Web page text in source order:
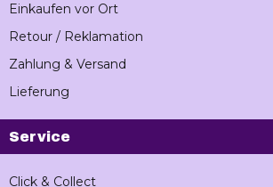
Einkaufen vor Ort
Retour / Reklamation
Zahlung & Versand
Lieferung
Service
Click & Collect